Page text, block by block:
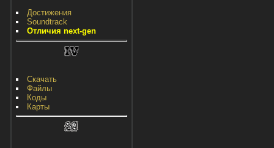
Достижения
Soundtrack
Отличия next-gen
Скачать
Файлы
Коды
Карты